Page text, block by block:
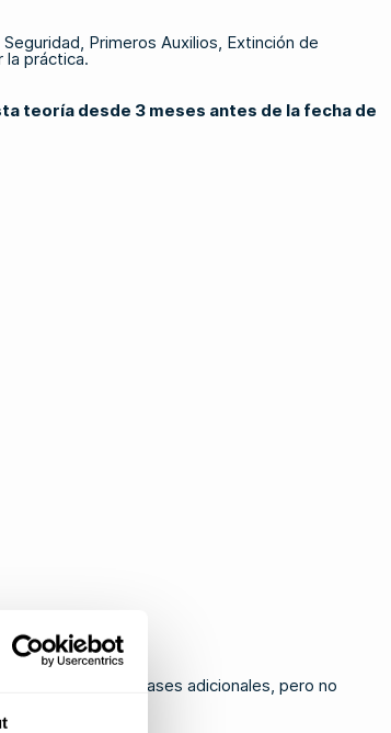
Primeros Auxilios, Extinción de
la práctica.
teoría desde 3 meses antes de la fecha de
FMTC facilita clases adicionales, pero no